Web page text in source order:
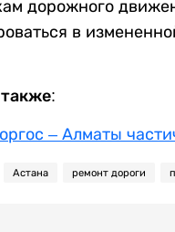
дорожного
в
– Алматы
Астана ремонт дороги